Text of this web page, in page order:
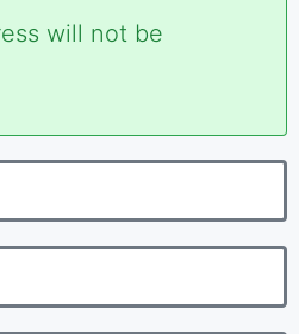
will not be